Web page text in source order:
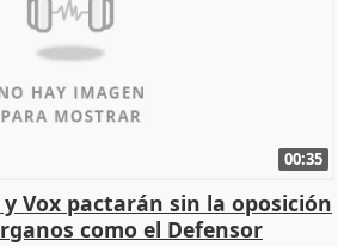
00:35
y Vox pactarán sin la oposición
como el Defensor